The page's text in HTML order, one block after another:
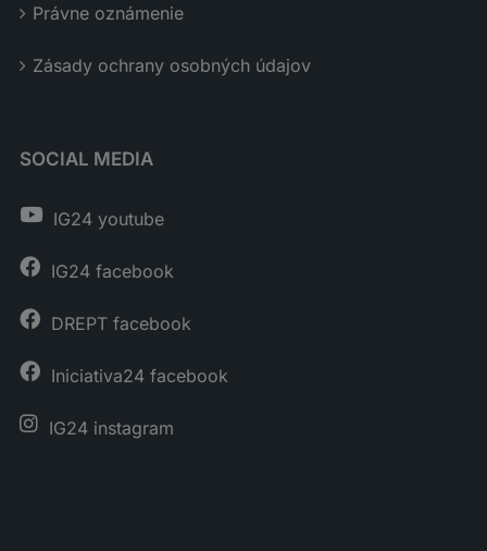
Právne oznámenie
Zásady ochrany osobných údajov
SOCIAL MEDIA
IG24 youtube
IG24 facebook
DREPT facebook
Iniciativa24 facebook
IG24 instagram